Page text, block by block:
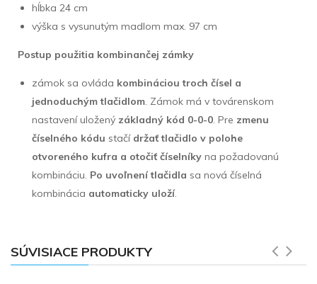
hĺbka 24 cm
výška s vysunutým madlom max. 97 cm
Postup použitia kombinančej zámky
zámok sa ovláda kombináciou troch čísel a
jednoduchým tlačidlom. Zámok má v továrenskom
nastavení uložený základný kód 0-0-0. Pre zmenu
číselného kódu stačí držať tlačidlo v polohe
otvoreného kufra a otočiť číselníky na požadovanú
kombináciu. Po uvoľnení tlačidla sa nová číselná
kombinácia automaticky uloží.
SÚVISIACE PRODUKTY